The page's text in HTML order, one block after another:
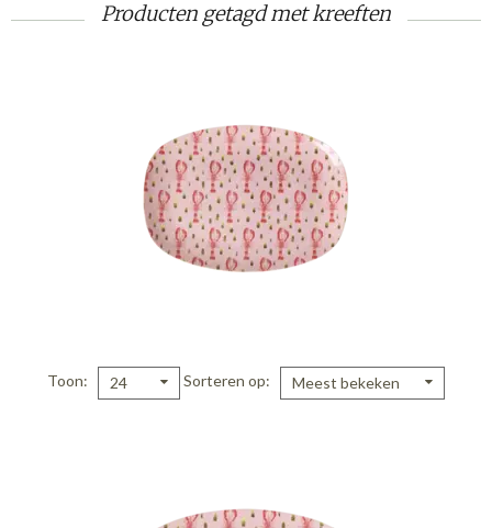
Producten getagd met kreeften
Toon 24 Sorteren op Meest bekeken